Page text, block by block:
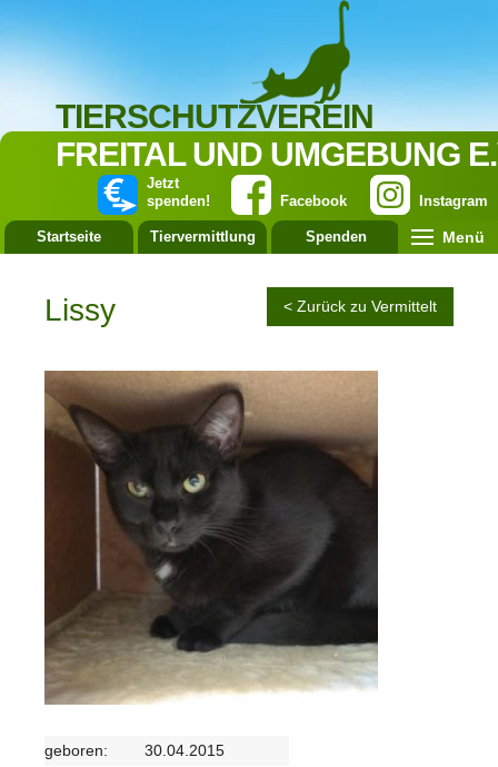
TIERSCHUTZVEREIN
FREITAL UND UMGEBUNG
Instagram
Facebook
Jetzt
spenden!
Startseite Tiervermittlung Spenden Menü
Lissy < Zurück zu Vermittelt
geboren:
30.04.2015